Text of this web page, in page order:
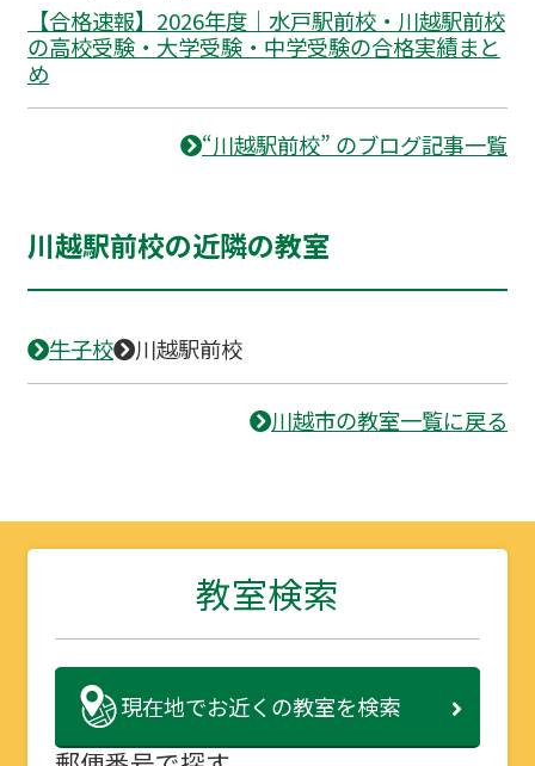
【合格速報】2026年度｜水戸駅前校・川越駅前校
の高校受験・大学受験・中学受験の合格実績まと
め
“川越駅前校” のブログ記事一覧
川越駅前校の近隣の教室
牛子校 川越駅前校
川越市の教室一覧に戻る
教室検索
現在地でお近くの教室を検索